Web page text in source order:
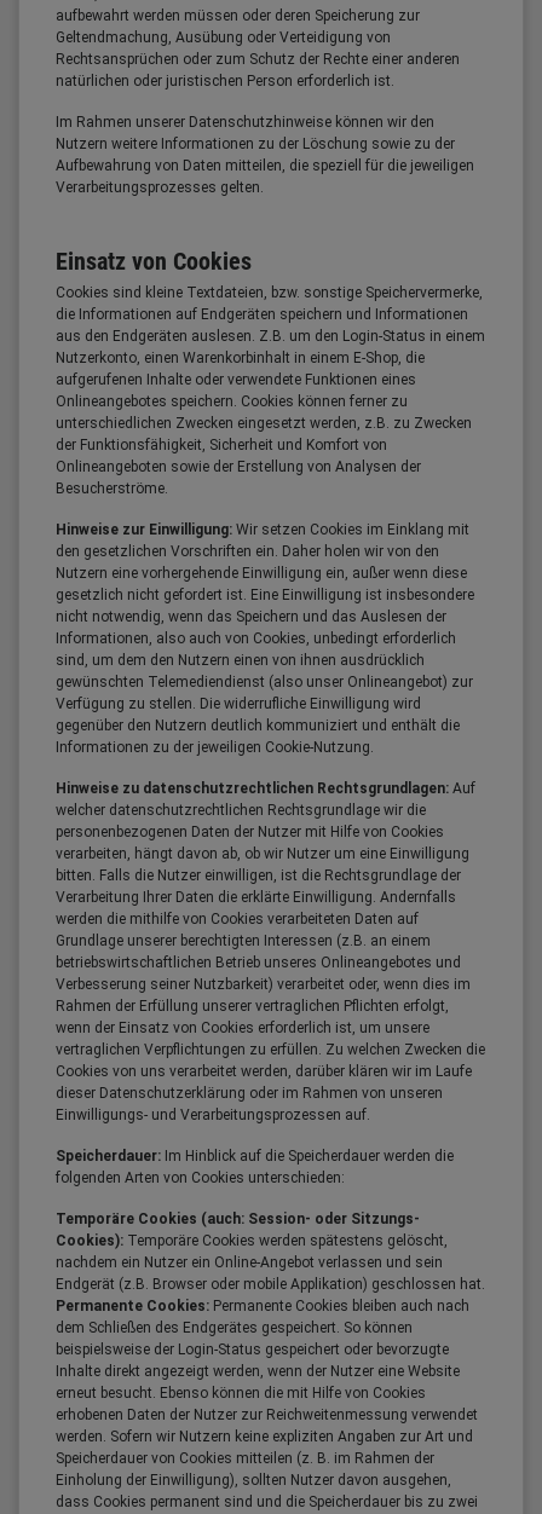
aufbewahrt werden müssen oder deren Speicherung zur
Geltendmachung, Ausübung oder Verteidigung von
Rechtsansprüchen oder zum Schutz der Rechte einer anderen
natürlichen oder juristischen Person erforderlich ist.
Im Rahmen unserer Datenschutzhinweise können wir den
Nutzern weitere Informationen zu der Löschung sowie zu der
Aufbewahrung von Daten mitteilen, die speziell für die jeweiligen
Verarbeitungsprozesses gelten.
Einsatz von Cookies
Cookies sind kleine Textdateien, bzw. sonstige Speichervermerke,
die Informationen auf Endgeräten speichern und Informationen
aus den Endgeräten auslesen. Z.B. um den Login-Status in einem
Nutzerkonto, einen Warenkorbinhalt in einem E-Shop, die
aufgerufenen Inhalte oder verwendete Funktionen eines
Onlineangebotes speichern. Cookies können ferner zu
unterschiedlichen Zwecken eingesetzt werden, z.B. zu Zwecken
der Funktionsfähigkeit, Sicherheit und Komfort von
Onlineangeboten sowie der Erstellung von Analysen der
Besucherströme.
Hinweise zur Einwilligung: Wir setzen Cookies im Einklang mit
den gesetzlichen Vorschriften ein. Daher holen wir von den
Nutzern eine vorhergehende Einwilligung ein, außer wenn diese
gesetzlich nicht gefordert ist. Eine Einwilligung ist insbesondere
nicht notwendig, wenn das Speichern und das Auslesen der
Informationen, also auch von Cookies, unbedingt erforderlich
sind, um dem den Nutzern einen von ihnen ausdrücklich
gewünschten Telemediendienst (also unser Onlineangebot) zur
Verfügung zu stellen. Die widerrufliche Einwilligung wird
gegenüber den Nutzern deutlich kommuniziert und enthält die
Informationen zu der jeweiligen Cookie-Nutzung.
Hinweise zu datenschutzrechtlichen Rechtsgrundlagen: Auf
welcher datenschutzrechtlichen Rechtsgrundlage wir die
personenbezogenen Daten der Nutzer mit Hilfe von Cookies
verarbeiten, hängt davon ab, ob wir Nutzer um eine Einwilligung
bitten. Falls die Nutzer einwilligen, ist die Rechtsgrundlage der
Verarbeitung Ihrer Daten die erklärte Einwilligung. Andernfalls
werden die mithilfe von Cookies verarbeiteten Daten auf
Grundlage unserer berechtigten Interessen (z.B. an einem
betriebswirtschaftlichen Betrieb unseres Onlineangebotes und
Verbesserung seiner Nutzbarkeit) verarbeitet oder, wenn dies im
Rahmen der Erfüllung unserer vertraglichen Pflichten erfolgt,
wenn der Einsatz von Cookies erforderlich ist, um unsere
vertraglichen Verpflichtungen zu erfüllen. Zu welchen Zwecken die
Cookies von uns verarbeitet werden, darüber klären wir im Laufe
dieser Datenschutzerklärung oder im Rahmen von unseren
Einwilligungs- und Verarbeitungsprozessen auf.
Speicherdauer: Im Hinblick auf die Speicherdauer werden die
folgenden Arten von Cookies unterschieden:
Temporäre Cookies (auch: Session- oder Sitzungs-
Cookies): Temporäre Cookies werden spätestens gelöscht,
nachdem ein Nutzer ein Online-Angebot verlassen und sein
Endgerät (z.B. Browser oder mobile Applikation) geschlossen hat.
Permanente Cookies: Permanente Cookies bleiben auch nach
dem Schließen des Endgerätes gespeichert. So können
beispielsweise der Login-Status gespeichert oder bevorzugte
Inhalte direkt angezeigt werden, wenn der Nutzer eine Website
erneut besucht. Ebenso können die mit Hilfe von Cookies
erhobenen Daten der Nutzer zur Reichweitenmessung verwendet
werden. Sofern wir Nutzern keine expliziten Angaben zur Art und
Speicherdauer von Cookies mitteilen (z. B. im Rahmen der
Einholung der Einwilligung), sollten Nutzer davon ausgehen,
dass Cookies permanent sind und die Speicherdauer bis zu zwei